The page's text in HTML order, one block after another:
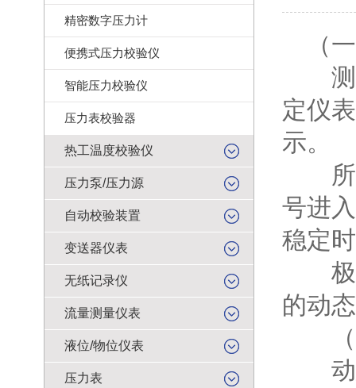
精密数字压力计
便携式压力校验仪
智能压力校验仪
压力表校验器
热工温度校验仪
压力泵/压力源
自动校验装置
变送器仪表
无纸记录仪
流量测量仪表
液位/物位仪表
压力表
（一
测量
定仪
示。
所谓
号进
稳定
极限
的动
（
动态